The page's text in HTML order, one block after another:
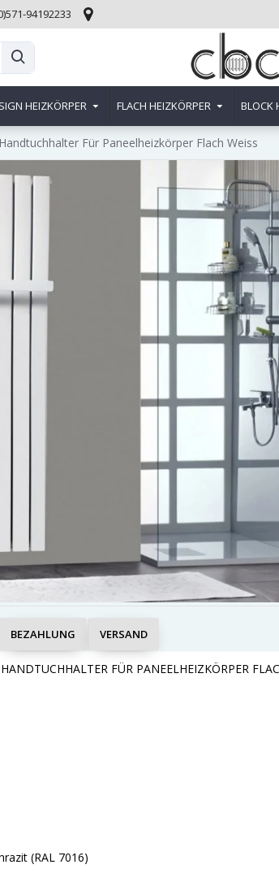
94192233
HEIZKÖRPER FLACH HEIZKÖRPER BLOCK
Für Paneelheizkörper Flach Weiss
BEZAHLUNG VERSAND
FÜR PANEELHEIZKÖRPER
(RAL 7016)